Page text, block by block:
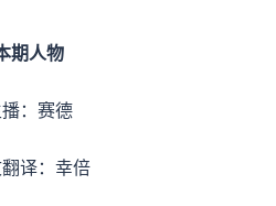
期人物
播：赛德
译：幸倍